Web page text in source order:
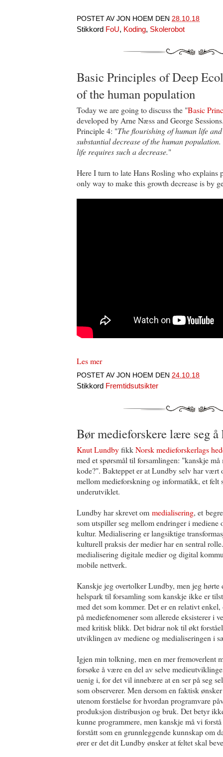
POSTET AV JON HOEM DEN 28.10.18
Stikkord FoU, Koding, Skolerobot
Basic Principles of Deep
of the human population
Today we are going to discuss the "Basic
developed by Arne Næss and George
Principle 4: "The flourishing of human life
substantial decrease of the human
life requires such a decrease."
Here I turn to late Hans Rosling who explains
only way to make this growth decrease is by
Les mer
POSTET AV JON HOEM DEN 24.10.18
Stikkord Fremtidsutsikter
Bør medieforskere lære seg å
Knut LundbyfikkNorsk medieforskerlags
med et spørsmål til forsamlingen: "kanskje
kode?". Bakteppet er at Lundby selv har vært
mellom medieforskning og informatikk, et felt
underutviklet.
Lundby har skrevet om medialisering, et
som utspiller seg mellom endringer i mediene
kultur. Medialisering er langsiktige
kulturell praksis der medier har en sentral
medialisering digitale medier og digital
mobile nettverk.
Kanskje jeg overtolker Lundby, men jeg hørte
helspark til forsamling som kanskje ikke er
med det som kommer. Det er en relativt
på mediefenomener som allerede eksisterer i
med kritisk blikk. Det bidrar nok til økt
utviklingen av mediene og medialiseringen i
Igjen min tolkning, men en mer fremoverlent
forsøke å være en del av selve
uenig i, for det vil innebære at en ser på seg
som observerer. Men dersom en faktisk
utenom forståelse for hvordan programvare
produksjon distribusjon og bruk. Det betyr
kunne programmere, men kanskje må vi
forstått som en grunnleggende kunnskap om
ører er det dit Lundby ønsker at feltet skal